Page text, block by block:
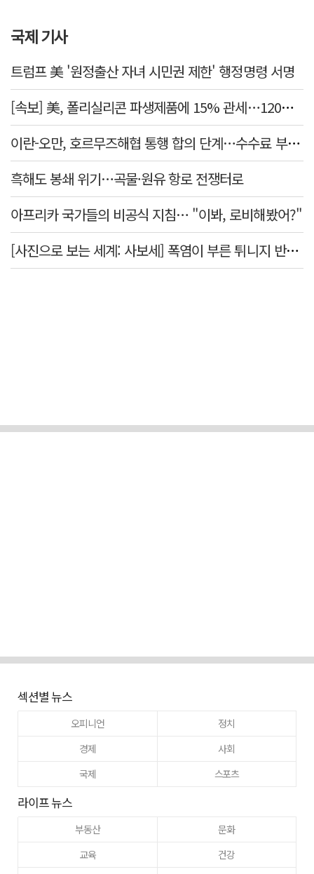
국제 기사
트럼프 美 '원정출산 자녀 시민권 제한' 행정명령 서명
[속보] 美, 폴리실리콘 파생제품에 15% 관세…120일 뒤 발효
이란-오만, 호르무즈해협 통행 합의 단계…수수료 부과되나
흑해도 봉쇄 위기…곡물·원유 항로 전쟁터로
아프리카 국가들의 비공식 지침… "이봐, 로비해봤어?"
[사진으로 보는 세계: 사보세] 폭염이 부른 튀니지 반정부 시위
섹션별 뉴스
오피니언
정치
경제
사회
국제
스포츠
라이프 뉴스
부동산
문화
교육
건강